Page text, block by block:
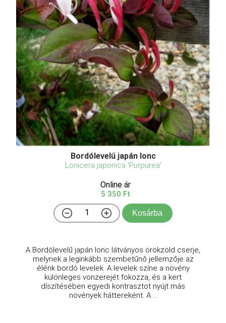
Bordólevelű japán lonc
Lonicera japonica 'Purpurea'
Online ár
5 350 Ft
Kosárba
A Bordólevelű japán lonc látványos örökzöld cserje,
melynek a leginkább szembetűnő jellemzője az
élénk bordó levelek. A levelek színe a növény
különleges vonzerejét fokozza, és a kert
díszítésében egyedi kontrasztot nyújt más
növények háttereként. A ...